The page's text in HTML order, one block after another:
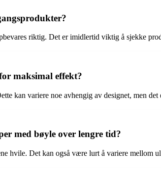
riktig. Det er imidlertid viktig å sjekke
maksimal effekt?
kan variere noe avhengig av designet, men
med bøyle over lengre tid?
hvile. Det kan også være lurt å variere mellom